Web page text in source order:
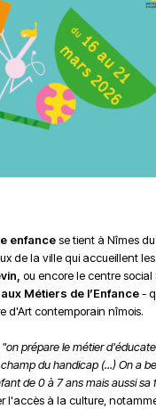
enfancese tient à Nîmes du
de la ville qui accueillent
ou encore le centre social
Métiers de l’Enfance-
d'Art contemporain nîmois.
"on prépare le métier
du handicap (...) On a
de 0 à 7 ans mais aussi sa
à la culture,